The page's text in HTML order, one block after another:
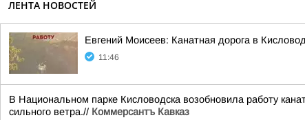
ЛЕНТА НОВОСТЕЙ
Евгений Моисеев: Канатная дорога в
11:46
В Национальном парке Кисловодска возобновила работу
сильного ветра.// Коммерсантъ Кавказ